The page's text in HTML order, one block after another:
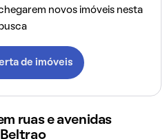
novos imóveis nesta
busca
de imóveis
ruas e avenidas